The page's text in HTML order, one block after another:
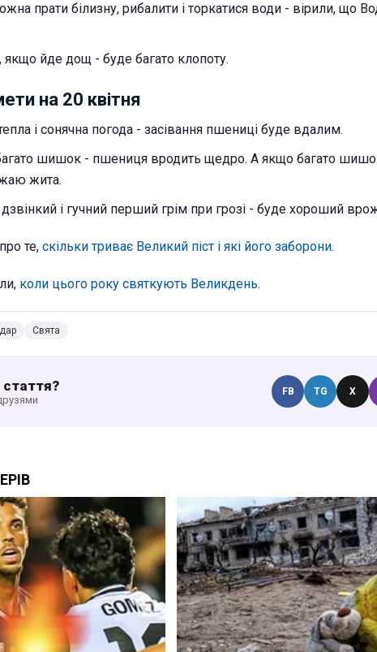
прати білизну, рибалити і торкатися води - вірили, що
якщо йде дощ - буде багато клопоту.
на 20 квітня
і сонячна погода - засівання пшениці буде вдалим.
шишок - пшениця вродить щедро. А якщо багато
жита.
і гучний перший грім при грозі - буде хороший
те, скільки триває Великий піст і які його заборони.
коли цього року святкують Великдень.
Свята
FB TG X